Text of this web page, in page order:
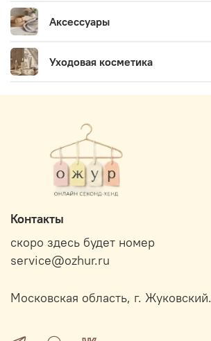
Аксессуары
Уходовая косметика
Контакты
скоро здесь будет номер
service@ozhur.ru
Московская область, г. Жуковский.